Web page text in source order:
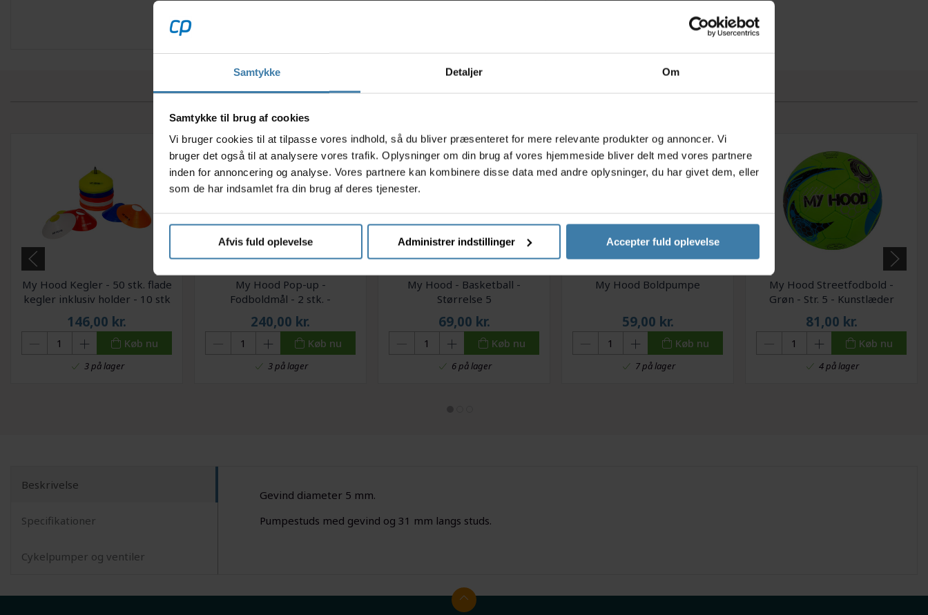
Samtykke Detaljer Om
Samtykke til brug af cookies
Vi bruger cookies til at tilpasse vores indhold, så du bliver præsenteret for mere relevante produkter og annoncer. Vi
bruger det også til at analysere vores trafik. Oplysninger om din brug af vores hjemmeside bliver delt med vores partnere
inden for annoncering og analyse. Vores partnere kan kombinere disse data med andre oplysninger, du har givet dem, eller
som de har indsamlet fra din brug af deres tjenester.
Afvis fuld oplevelse Administrer indstillinger Accepter fuld oplevelse
Relaterede varer
My Hood Kegler - 50 stk. flade
kegler inklusiv holder - 10 stk
af hver farve
146,00 kr.
Køb nu
3 på lager
My Hood Pop-up -
Fodboldmål - 2 stk. -
120x80x80cm
240,00 kr.
Køb nu
3 på lager
My Hood - Basketball -
Størrelse 5
69,00 kr.
Køb nu
6 på lager
My Hood Boldpumpe
59,00 kr.
Køb nu
7 på lager
My Hood Streetfodbold -
Grøn - Str. 5 - Kunstlæder
81,00 kr.
Køb nu
4 på lager
Beskrivelse
Specifikationer
Cykelpumper og ventiler
Gevind diameter 5 mm.
Pumpestuds med gevind og 31 mm langs studs.